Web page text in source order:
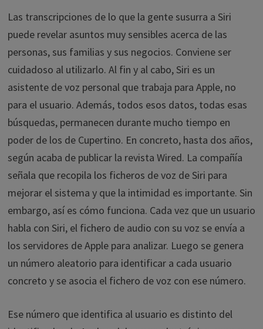
Las transcripciones de lo que la gente susurra a Siri
puede revelar asuntos muy sensibles acerca de las
personas, sus familias y sus negocios. Conviene ser
cuidadoso al utilizarlo. Al fin y al cabo, Siri es un
asistente de voz personal que trabaja para Apple, no
para el usuario. Además, todos esos datos, todas esas
búsquedas, permanecen durante mucho tiempo en
poder de los de Cupertino. En concreto, hasta dos años,
según acaba de publicar la revista Wired. La compañía
señala que recopila los ficheros de voz de Siri para
mejorar el sistema y que la intimidad es importante. Sin
embargo, así es cómo funciona. Cada vez que un usuario
habla con Siri, el fichero de audio con su voz se envía a
los servidores de Apple para analizar. Luego se genera
un número aleatorio para identificar a cada usuario
concreto y se asocia el fichero de voz con ese número.
Ese número que identifica al usuario es distinto del